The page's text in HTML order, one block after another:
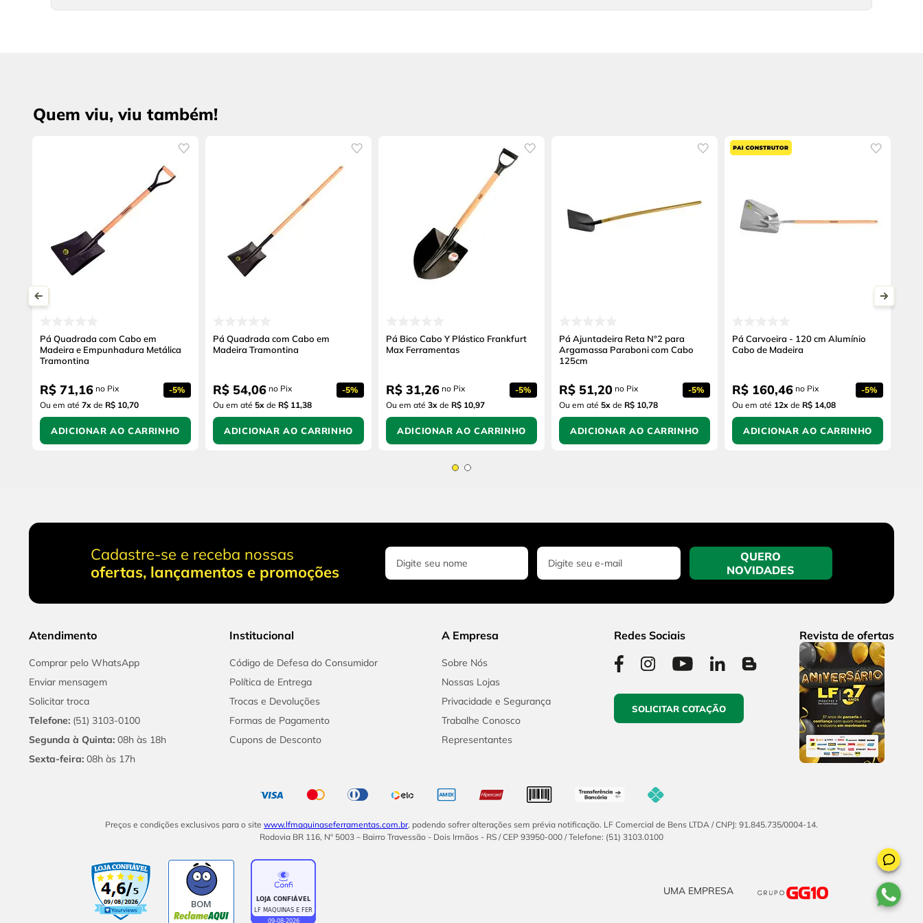
Quem viu, viu também!
Pá Quadrada com Cabo em
Madeira e Empunhadura Metálica
Tramontina
R$ 71,16 no Pix -5%
Ou em até 7x de R$ 10,70
ADICIONAR AO CARRINHO
Pá Quadrada com Cabo em
Madeira Tramontina
R$ 54,06 no Pix -5%
Ou em até 5x de R$ 11,38
ADICIONAR AO CARRINHO
Pá Bico Cabo Y Plástico Frankfurt
Max Ferramentas
R$ 31,26 no Pix -5%
Ou em até 3x de R$ 10,97
ADICIONAR AO CARRINHO
Pá Ajuntadeira Reta N°2 para
Argamassa Paraboni com Cabo
125cm
R$ 51,20 no Pix -5%
Ou em até 5x de R$ 10,78
ADICIONAR AO CARRINHO
Pá Carvoeira - 120 cm Alumínio
Cabo de Madeira
R$ 160,46 no Pix -5%
Ou em até 12x de R$ 14,08
ADICIONAR AO CARRINHO
Cadastre-se e receba nossas
ofertas, lançamentos e promoções
QUERO
NOVIDADES
Atendimento
Comprar pelo WhatsApp
Enviar mensagem
Solicitar troca
Telefone: (51) 3103-0100
Segunda à Quinta: 08h às 18h
Sexta-feira: 08h às 17h
Institucional
Código de Defesa do Consumidor
Política de Entrega
Trocas e Devoluções
Formas de Pagamento
Cupons de Desconto
A Empresa
Sobre Nós
Nossas Lojas
Privacidade e Segurança
Trabalhe Conosco
Representantes
Redes Sociais
SOLICITAR COTAÇÃO
Revista de ofertas
Preços e condições exclusivos para o site www.lfmaquinaseferramentas.com.br, podendo sofrer alterações sem prévia notificação. LF Comercial de Bens LTDA / CNPJ: 91.845.735/0004-14.
Rodovia BR 116, Nº 5003 – Bairro Travessão - Dois Irmãos - RS / CEP 93950-000 / Telefone: (51) 3103.0100
BOM
UMA EMPRESA